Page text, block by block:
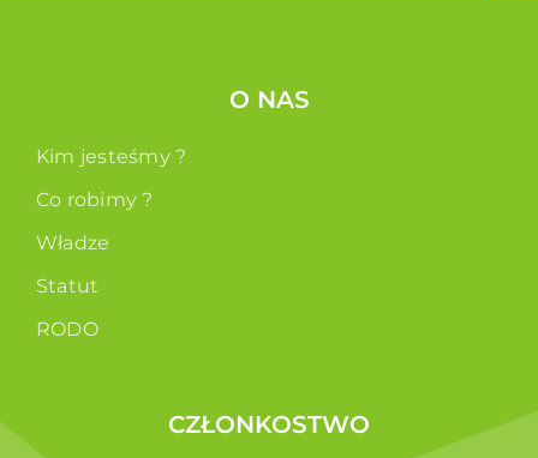
O NAS
Kim jesteśmy ?
Co robimy ?
Władze
Statut
RODO
CZŁONKOSTWO